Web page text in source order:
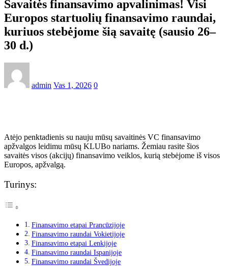
Savaitės finansavimo apvalinimas! Visi
Europos startuolių finansavimo raundai,
kuriuos stebėjome šią savaitę (sausio 26–
30 d.)
admin Vas 1, 2026 0
Atėjo penktadienis su nauju mūsų savaitinės VC finansavimo
apžvalgos leidimu mūsų KLUBo nariams. Žemiau rasite šios
savaitės visos (akcijų) finansavimo veiklos, kurią stebėjome iš visos
Europos, apžvalgą.
Turinys:
Finansavimo etapai Prancūzijoje
Finansavimo raundai Vokietijoje
Finansavimo etapai Lenkijoje
Finansavimo raundai Ispanijoje
Finansavimo raundai Švedijoje